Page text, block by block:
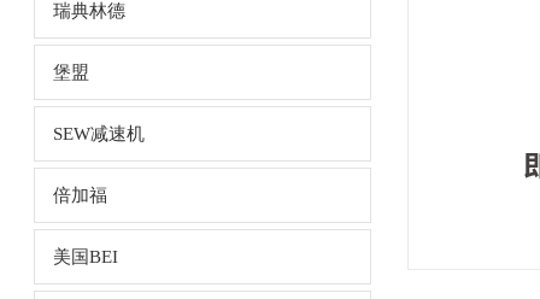
瑞典林德
堡盟
SEW减速机
倍加福
美国BEI